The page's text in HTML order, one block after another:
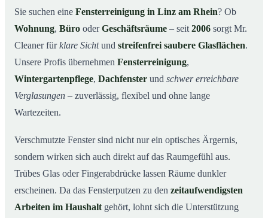
03Warum Mr. Cleaner in Linz am Rhein?
04So funktioniert’s
05Fensterreinigung in Linz am Rhein und Umgebung
So arbeiten unsere Reinigungskräfte bei einer
Fensterreinigung in Linz am Rhein
Sie suchen eine Fensterreinigung in Linz am Rhein? Ob
Wohnung, Büro oderGeschäftsräume – seit 2006 sorgt Mr.
Cleaner fürklare Sichtund streifenfrei saubere Glasflächen.
Unsere Profis übernehmen Fensterreinigung,
Wintergartenpflege, Dachfenster und schwer erreichbare
Verglasungen – zuverlässig, flexibel und ohne lange
Wartezeiten.
Verschmutzte Fenster sind nicht nur ein optisches Ärgernis,
sondern wirken sich auch direkt auf das Raumgefühl aus.
Trübes Glas oder Fingerabdrücke lassen Räume dunkler
erscheinen. Da das Fensterputzen zu den zeitaufwendigsten
Arbeiten im Haushalt gehört, lohnt sich die Unterstützung